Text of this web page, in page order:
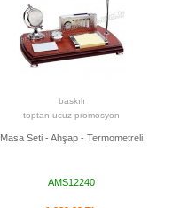
baskılı
toptan ucuz promosyon
Masa Seti - Ahşap - Termometreli
AMS12240